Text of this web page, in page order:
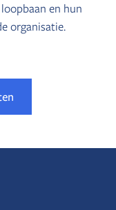
en hun
organisatie.